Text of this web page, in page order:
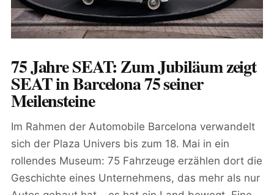
75 Jahre SEAT: Zum Jubiläum zeigt
SEAT in Barcelona 75 seiner
Meilensteine
Im Rahmen der Automobile Barcelona verwandelt
sich der Plaza Univers bis zum 18. Mai in ein
rollendes Museum: 75 Fahrzeuge erzählen dort die
Geschichte eines Unternehmens, das mehr als nur